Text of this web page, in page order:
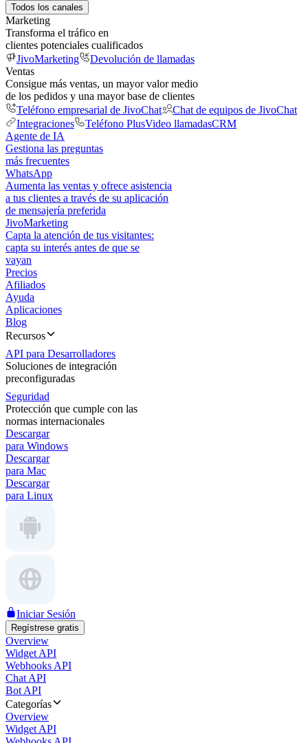
Todos los canales
Marketing
Transforma el tráfico en
clientes potenciales cualificados
JivoMarketing
Devolución de llamadas
Ventas
Consigue más ventas, un mayor valor medio
de los pedidos y una mayor base de clientes
Teléfono empresarial de JivoChat
Chat de equipos de JivoChat
Integraciones
Teléfono PlusVideo llamadasCRM
Agente de IA
Gestiona las preguntas
más frecuentes
WhatsApp
Aumenta las ventas y ofrece asistencia
a tus clientes a través de su aplicación
de mensajería preferida
JivoMarketing
Capta la atención de tus visitantes:
capta su interés antes de que se
vayan
Precios
Afiliados
Ayuda
Aplicaciones
Blog
Recursos
API para Desarrolladores
Soluciones de integración
preconfiguradas
Seguridad
Protección que cumple con las
normas internacionales
Descargar
para Windows
Descargar
para Mac
Descargar
para Linux
Iniciar Sesión
Regístrese gratis
Overview
Widget API
Webhooks API
Chat API
Bot API
Categorías
Overview
Widget API